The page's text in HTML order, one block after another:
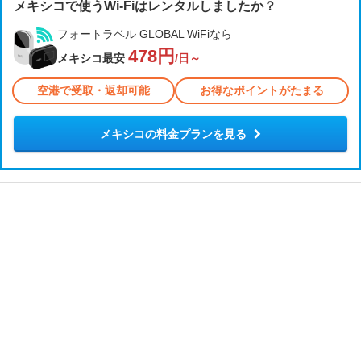
メキシコで使うWi-Fiはレンタルしましたか？
フォートラベル GLOBAL WiFiなら
メキシコ最安 478円 /日～
空港で受取・返却可能 お得なポイントがたまる
メキシコの料金プランを見る